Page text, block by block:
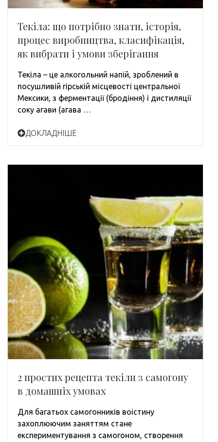
Текіла: що потрібно знати, історія,
процес виробництва, класифікація,
як вибрати і умови зберігання
Текіла – це алкогольний напій, зроблений в
посушливій гірській місцевості центральної
Мексики, з ферментації (бродіння) і дистиляції
соку агави (агава …
ДОКЛАДНІШЕ
2 простих рецепта текіли з самогону
в домашніх умовах
Для багатьох самогонників воістину
захоплюючим заняттям стане
експериментування з самогоном, створення